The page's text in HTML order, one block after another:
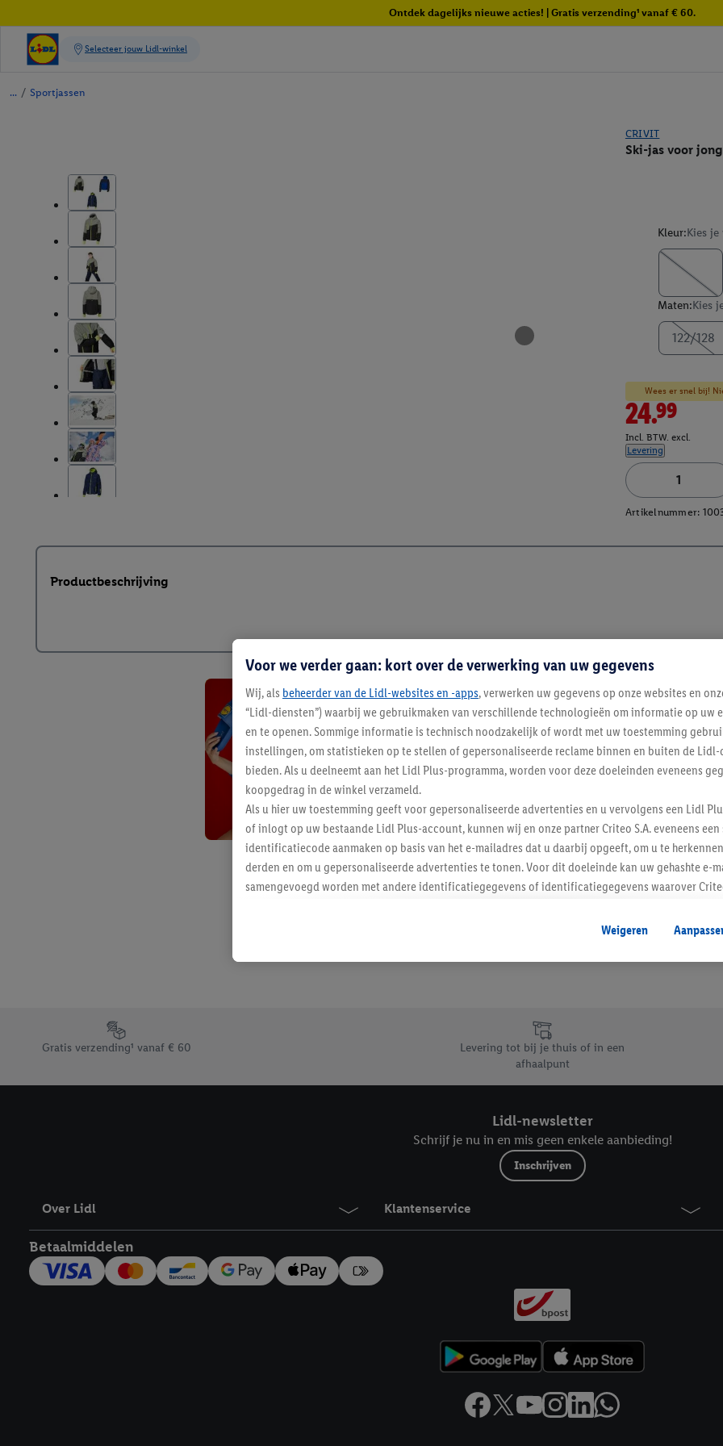
Ontdek dagelijks nieuwe acties! | Gratis verzending¹ vanaf € 60.
/ Sportjassen
CRIVIT
Ski-jas voor
Kleur:Kies
Maten:Kies
122/128
Wees er snel bij!
24.99
Incl. BTW. excl.
Levering
Artikelnummer:
Productbeschrijving
Blijf op de
Schrijf je in op de
Footerelement met de verschillende USPs van Lidl.be
Gratis verzending¹ vanaf € 60
Levering tot bij je thuis of in een
afhaalpunt
Lidl-newsletter
Schrijf je nu in en mis geen enkele aanbieding!
Inschrijven
Over Lidl Klantenservice
Betaalmiddelen
Voor we verder gaan: kort over de verwerking van uw gegevens
Wij, als beheerder van de Lidl-websites en -apps, verwerken uw gegevens op onze websites en
“Lidl-diensten”) waarbij we gebruikmaken van verschillende technologieën om informatie op uw
en te openen. Sommige informatie is technisch noodzakelijk of wordt met uw toestemming
instellingen, om statistieken op te stellen of gepersonaliseerde reclame binnen en buiten de Lidl-
bieden. Als u deelneemt aan het Lidl Plus-programma, worden voor deze doeleinden eveneens
koopgedrag in de winkel verzameld.
Als u hier uw toestemming geeft voor gepersonaliseerde advertenties en u vervolgens een Lidl
of inlogt op uw bestaande Lidl Plus-account, kunnen wij en onze partner Criteo S.A. eveneens
identificatiecode aanmaken op basis van het e-mailadres dat u daarbij opgeeft, om u te
derden en om u gepersonaliseerde advertenties te tonen. Voor dit doeleinde kan uw gehashte e-
samengevoegd worden met andere identificatiegegevens of identificatiegegevens waarover
Als u hiermee akkoord gaat, kunnen advertenties in het kader van retargeting, d.w.z. advertenties
u interesse hebt getoond (bijvoorbeeld door het product in de webshop aan uw winkelmandje
niet te kopen), ook op verschillende apparaten en verschillende Lidl-diensten worden
Onder “Aanpassen” kunt u individuele doeleinden toestaan en meer informatie vinden over de
Door op “weigeren” te klikken, kunt u alleen het gebruik van de noodzakelijke technologieën
“aanvaarden” te klikken, stemt u in met alle verwerkingen voor alle bovengenoemde doeleinden.
Weigeren